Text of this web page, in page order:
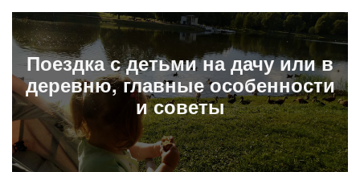
Поездка с детьми на дачу или в
деревню, главные особенности
и советы